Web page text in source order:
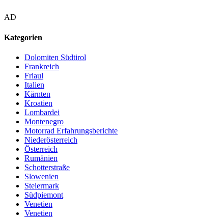
AD
Kategorien
Dolomiten Südtirol
Frankreich
Friaul
Italien
Kärnten
Kroatien
Lombardei
Montenegro
Motorrad Erfahrungsberichte
Niederösterreich
Österreich
Rumänien
Schotterstraße
Slowenien
Steiermark
Südpiemont
Venetien
Venetien